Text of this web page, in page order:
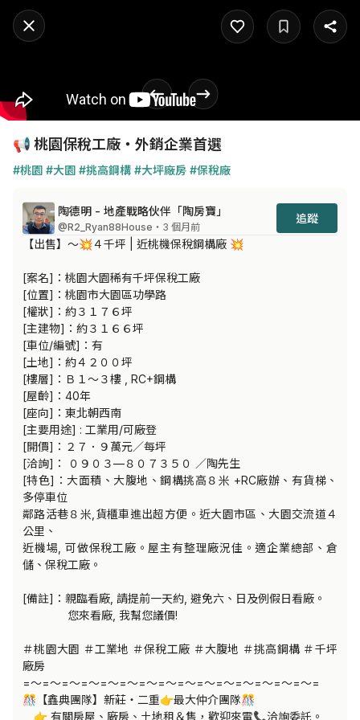
📢 桃園保稅工廠・外銷企業首選
#桃園 #大園 #挑高鋼構 #大坪廠房 #保稅廠
陶德明 - 地產戰略伙伴「陶房寶」
@R2_Ryan88House ・3 個月前
追蹤
【出售】～💥４千坪 | 近桃機保稅鋼構廠 💥
[案名]：桃園大園稀有千坪保稅工廠
[位置]：桃園市大園區功學路
[權狀]：約３１７６坪
[主建物]：約３１６６坪
[車位/編號]：有
[土地]：約４２００坪
[樓層]：Ｂ１～３樓 , RC+鋼構
[屋齡]：40年
[座向]：東北朝西南
[主要用途] : 工業用/可廠登
[開價]：２７．９萬元／每坪
[洽詢]： ０９０３—８０７３５０ ／陶先生
[特色]：大面積、大腹地、鋼構挑高８米 +RC廠辦、有貨梯、
多停車位
鄰路活巷８米,貨櫃車進出超方便。近大園市區、大園交流道４
公里、
近機場, 可做保稅工廠。屋主有整理廠況佳。適企業總部、倉
儲、保稅工廠。
[備註]：親臨看廠, 請提前一天約, 避免六、日及例假日看廠。
您來看廠, 我幫您議價!
＃桃園大園 ＃工業地 ＃保稅工廠 ＃大腹地 ＃挑高鋼構 ＃千坪
廠房
=～=～=～=～=～=～=～=～=～=～=～=～=～=～=～=
🎊【鑫典團隊】新莊・二重👉最大仲介團隊🎊
👉 有關房屋、廠房、土地租＆售，歡迎來電📞洽詢委託。